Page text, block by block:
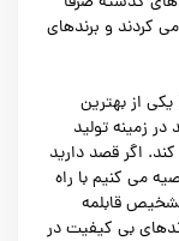
کردند و برندهای
یکی از بهترین
زمینه تولید
اگر قصد دارید
می کنیم با راه
قابلمه
بی کیفیت در